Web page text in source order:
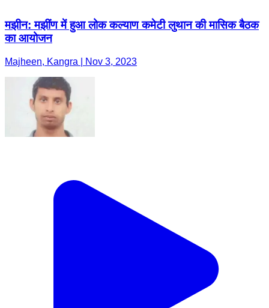
मझीन: मझींण में हुआ लोक कल्याण कमेटी लुथान की मासिक बैठक
का आयोजन
Majheen, Kangra | Nov 3, 2023